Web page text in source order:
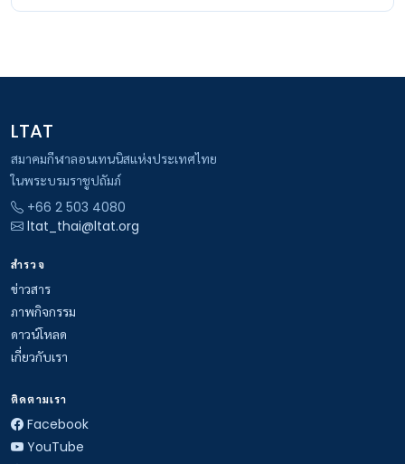
LTAT
สมาคมกีฬาลอนเทนนิสแห่งประเทศไทย
ในพระบรมราชูปถัมภ์
+66 2 503 4080
ltat_thai@ltat.org
สำรวจ
ข่าวสาร
ภาพกิจกรรม
ดาวน์โหลด
เกี่ยวกับเรา
ติดตามเรา
Facebook
YouTube